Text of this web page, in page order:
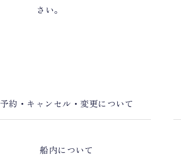
さい。
予約・キャンセル・変更について
船内について